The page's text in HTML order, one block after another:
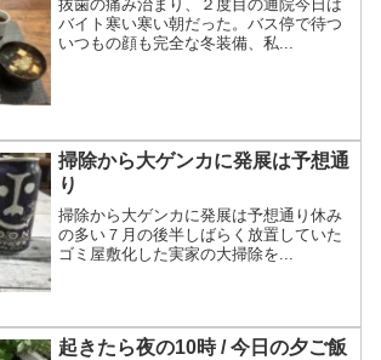
抜歯の痛み治まり、２度目の通院今日は
バイト寒い寒い朝だった。バス停で待つ
いつもの顔も完全な冬装備、私...
掃除から大ゲンカに発展は予想通
り
掃除から大ゲンカに発展は予想通り休み
の多い７月の後半しばらく放置していた
ゴミ屋敷化した実家の大掃除を...
起きたら夜の10時 / 今日の夕ご飯